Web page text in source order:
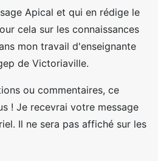
Apical et qui en rédige le
cela sur les connaissances
mon travail d'enseignante
de Victoriaville.
ou commentaires, ce
! Je recevrai votre message
Il ne sera pas affiché sur les